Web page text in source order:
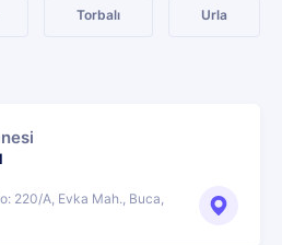
Torbalı Urla
220/A, Evka Mah., Buca,